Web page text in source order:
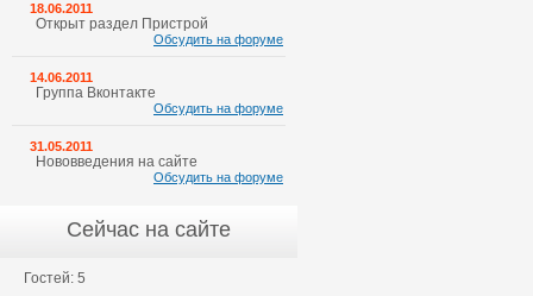
18.06.2011
Открыт раздел Пристрой
Обсудить на форуме
14.06.2011
Группа Вконтакте
Обсудить на форуме
31.05.2011
Нововведения на сайте
Обсудить на форуме
Сейчас на сайте
Гостей: 5